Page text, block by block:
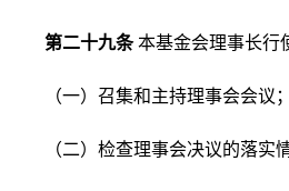
第二十九条本基金会理事长行
（一）召集和主持理事会会议；
（二）检查理事会决议的落实